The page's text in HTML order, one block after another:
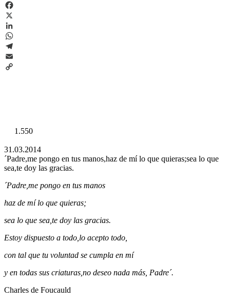
Facebook
X
LinkedIn
WhatsApp
Telegram
Email
1.550
31.03.2014
´Padre,me pongo en tus manos,haz de mí lo que quieras;sea lo que
sea,te doy las gracias.
´Padre,me pongo en tus manos
haz de mí lo que quieras;
sea lo que sea,te doy las gracias.
Estoy dispuesto a todo,lo acepto todo,
con tal que tu voluntad se cumpla en mí
y en todas sus criaturas,no deseo nada más, Padre´.
Charles de Foucauld